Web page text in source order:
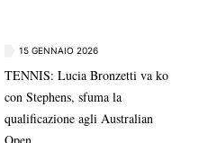
15 GENNAIO 2026
TENNIS: Lucia Bronzetti va ko
con Stephens, sfuma la
qualificazione agli Australian
Open